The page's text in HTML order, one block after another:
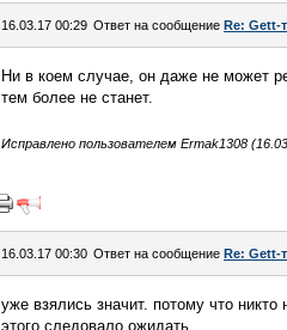
16.03.17 00:29 Ответ на сообщение Re: Gett-
Ни в коем случае, он даже не может
тем более не станет.
Исправлено пользователем Ermak1308
16.03.17 00:30 Ответ на сообщение Re: Gett-
уже взялись значит. потому что
этого следовало ожидать